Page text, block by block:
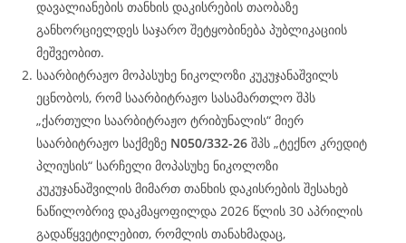
დავალიანების თანხის დაკისრების თაობაზე
განხორციელდეს საჯარო შეტყობინება პუბლიკაციის
მეშვეობით.
საარბიტრაჟო მოპასუხე ნიკოლოზი კუკუჯანაშვილს
ეცნობოს, რომ საარბიტრაჟო სასამართლო შპს
„ქართული საარბიტრაჟო ტრიბუნალის“ მიერ
საარბიტრაჟო საქმეზე N050/332-26 შპს „ტექნო კრედიტ
პლიუსის“ სარჩელი მოპასუხე ნიკოლოზი
კუკუჯანაშვილის მიმართ თანხის დაკისრების შესახებ
ნაწილობრივ დაკმაყოფილდა 2026 წლის 30 აპრილის
გადაწყვეტილებით, რომლის თანახმადაც,